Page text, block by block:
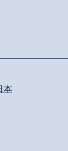
本